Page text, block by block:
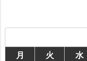
月
火 水